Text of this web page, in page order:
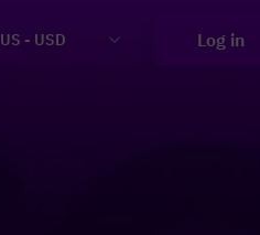
US - USD Log in